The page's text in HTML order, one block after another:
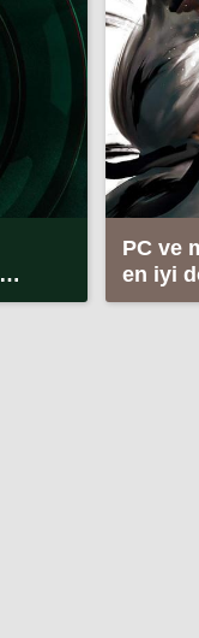
PC ve
en iyi